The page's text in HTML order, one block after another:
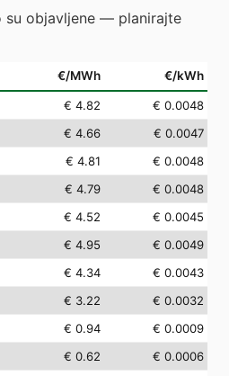
su objavljene — planirajte
€/MWh €/kWh
€ 4.82
€ 0.0048
€ 4.66
€ 0.0047
€ 4.81
€ 0.0048
€ 4.79
€ 0.0048
€ 4.52
€ 0.0045
€ 4.95
€ 0.0049
€ 4.34
€ 0.0043
€ 3.22
€ 0.0032
€ 0.94
€ 0.0009
€ 0.62
€ 0.0006